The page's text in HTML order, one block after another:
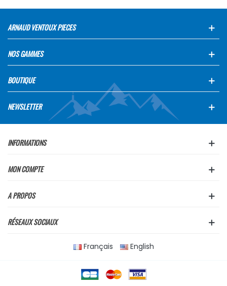
ARNAUD VENTOUX PIECES
NOS GAMMES
BOUTIQUE
NEWSLETTER
INFORMATIONS
MON COMPTE
A PROPOS
RÉSEAUX SOCIAUX
Français English